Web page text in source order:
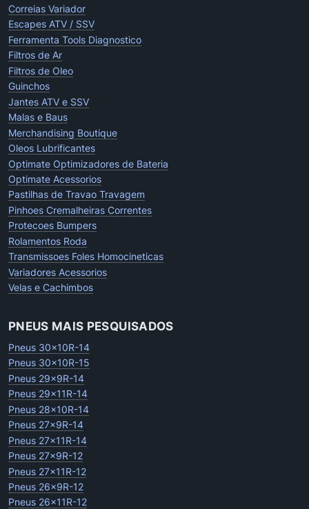
Correias Variador
Escapes ATV / SSV
Ferramenta Tools Diagnostico
Filtros de Ar
Filtros de Oleo
Guinchos
Jantes ATV e SSV
Malas e Baus
Merchandising Boutique
Oleos Lubrificantes
Optimate Optimizadores de Bateria
Optimate Acessorios
Pastilhas de Travao Travagem
Pinhoes Cremalheiras Correntes
Protecoes Bumpers
Rolamentos Roda
Transmissoes Foles Homocineticas
Variadores Acessorios
Velas e Cachimbos
PNEUS MAIS PESQUISADOS
Pneus 30x10R-14
Pneus 30x10R-15
Pneus 29x9R-14
Pneus 29x11R-14
Pneus 28x10R-14
Pneus 27x9R-14
Pneus 27x11R-14
Pneus 27x9R-12
Pneus 27x11R-12
Pneus 26x9R-12
Pneus 26x11R-12